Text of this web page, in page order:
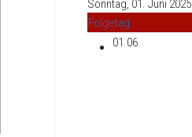
Sonntag, 01. Juni 2025
Folgetag
01.06.